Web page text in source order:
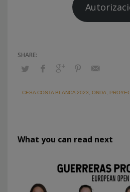
CESA COSTA BLANCA 2023
ONDA
What you can read next